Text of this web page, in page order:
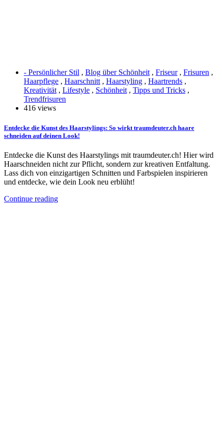
- Persönlicher Stil , Blog über Schönheit, Friseur, Frisuren ,
Haarpflege , Haarschnitt, Haarstyling , Haartrends ,
Kreativität, Lifestyle , Schönheit, Tipps und Tricks ,
Trendfrisuren
416 views
Entdecke die Kunst des Haarstylings: So wirkt traumdeuter.ch haare
schneiden auf deinen Look!
Entdecke die Kunst des Haarstylings mit traumdeuter.ch! Hier wird
Haarschneiden nicht zur Pflicht, sondern zur kreativen Entfaltung.
Lass dich von einzigartigen Schnitten und Farbspielen inspirieren
und entdecke, wie dein Look neu erblüht!
Continue reading